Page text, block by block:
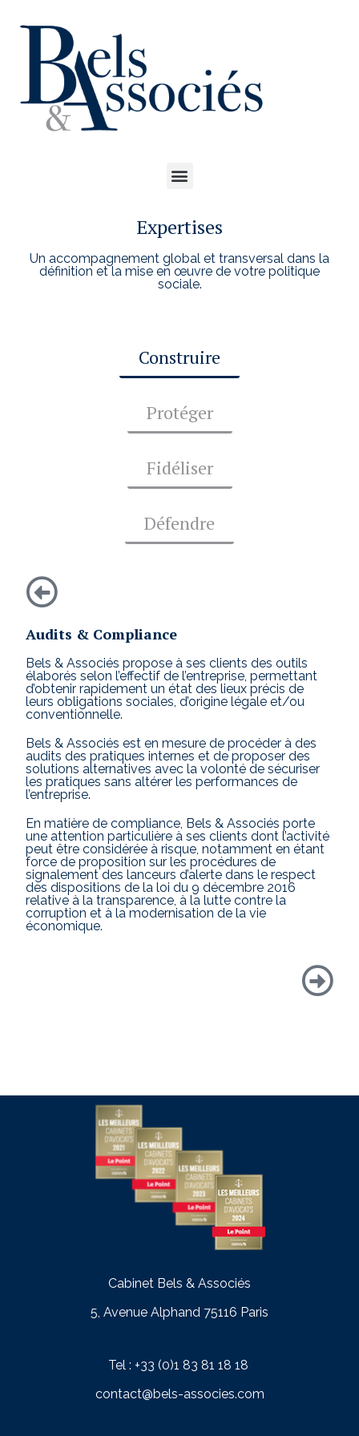
Expertises
Un accompagnement global et transversal dans la
définition et la mise en œuvre de votre politique
sociale.
Construire
Protéger
Fidéliser
Défendre
Audits & Compliance
Bels & Associés propose à ses clients des outils
élaborés selon l’effectif de l’entreprise, permettant
d’obtenir rapidement un état des lieux précis de
leurs obligations sociales, d’origine légale et/ou
conventionnelle.
Bels & Associés est en mesure de procéder à des
audits des pratiques internes et de proposer des
solutions alternatives avec la volonté de sécuriser
les pratiques sans altérer les performances de
l’entreprise.
En matière de compliance, Bels & Associés porte
une attention particulière à ses clients dont l’activité
peut être considérée à risque, notamment en étant
force de proposition sur les procédures de
signalement des lanceurs d’alerte dans le respect
des dispositions de la loi du 9 décembre 2016
relative à la transparence, à la lutte contre la
corruption et à la modernisation de la vie
économique.
Cabinet Bels & Associés
5, Avenue Alphand 75116 Paris
Tel : +33 (0)1 83 81 18 18
contact@bels-associes.com